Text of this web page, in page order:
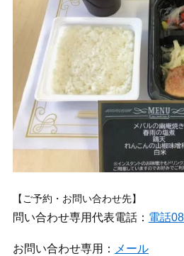
【ご予約・お問い合わせ先】
問い合わせ専用代表電話： 電話
お問い合わせ専用： メール